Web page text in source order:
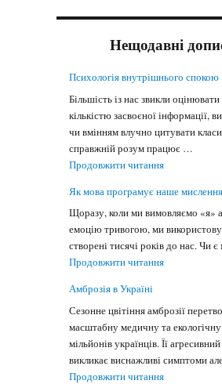
Нещодавні
Психологія внутрішнього спокою
Більшість із нас звикли оцінювати
кількістю засвоєної інформації,
чи вмінням влучно цитувати
справжній розум працює …
Продовжити читання"Психологія
Як мова програмує наше мислення
Щоразу, коли ми вимовляємо «я»
емоцію тривогою, ми
створені тисячі років до нас. Чи
Продовжити читання"Як мова
Амброзія в Україні
Сезонне цвітіння амброзії
масштабну медичну та
мільйонів українців. Її
викликає виснажливі симптоми
Продовжити читання"Амброзія в